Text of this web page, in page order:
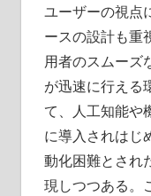
ユーザーの視点
ースの設計も重
用者のスムーズ
が迅速に行える
て、人工知能や
に導入されはじ
動化困難とされ
現しつつある。